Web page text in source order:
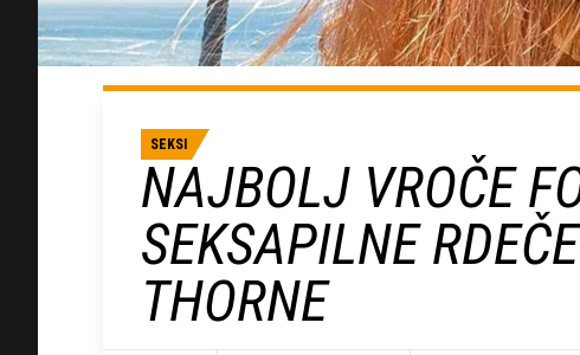
SEKSI
NAJBOLJ VROČE
SEKSAPILNE
THORNE